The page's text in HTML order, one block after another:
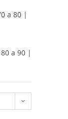
a 80 |
a 90 |